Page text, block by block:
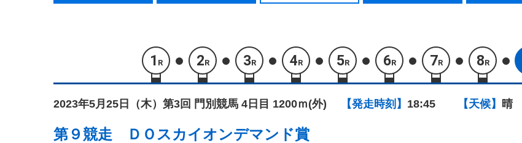
1 R 2R 3R 4R 5R 6R 7R 8R
2023年5月25日（木） 第3回 門別競馬 4日目 1200ｍ(外) 【発走時刻】 18:45 【天候】
第９競走 ＤＯスカイオンデマンド賞